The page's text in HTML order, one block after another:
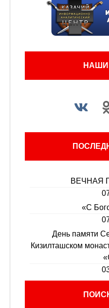
НАШИ
ВЕЧНАЯ
«С
День памяти
Кизилташском